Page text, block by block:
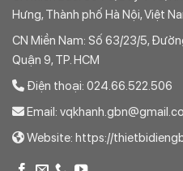
Hưng, Thành phố Hà Nội, Việt
CN Miền Nam: Số 63/23/5,
Quận 9, TP. HCM
Điện thoại:
Email:
Website: https://